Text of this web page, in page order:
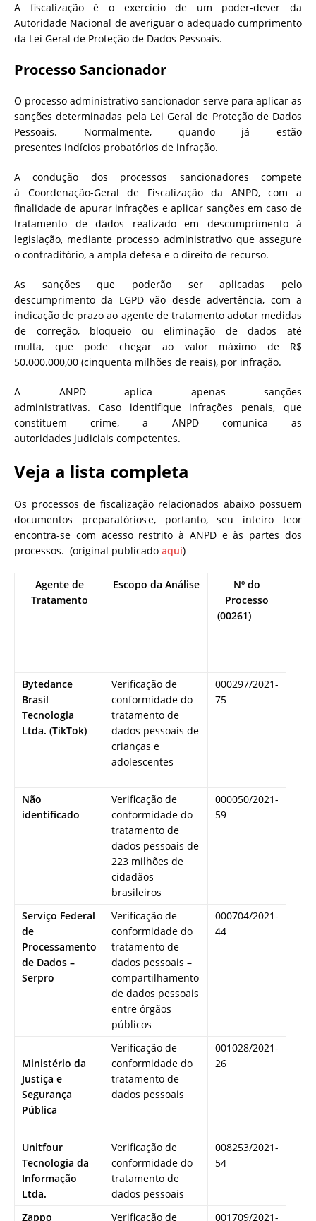
A fiscalização é o exercício de um poder-dever da
Autoridade Nacional de averiguar o adequado cumprimento
da Lei Geral de Proteção de Dados Pessoais.
Processo Sancionador
O processo administrativo sancionador serve para aplicar as
sanções determinadas pela Lei Geral de Proteção de Dados
Pessoais. Normalmente, quando já estão
presentes indícios probatórios de infração.
A condução dos processos sancionadores compete
à Coordenação-Geral de Fiscalização da ANPD,com a
finalidade de apurar infrações eaplicar sanções em caso de
tratamento de dados realizado em descumprimento à
legislação, mediante processo administrativo que assegure
o contraditório, a ampla defesa e o direito de recurso.
As sanções que poderão ser aplicadas pelo
descumprimento da LGPD vão desde advertência, com a
indicação de prazo ao agente de tratamento adotar medidas
de correção, bloqueio ou eliminação de dados até
multa, que pode chegar ao valor máximo de R$
50.000.000,00 (cinquenta milhões de reais), por infração.
A ANPD aplica apenas sanções
administrativas. Caso identifique infrações penais, que
constituem crime, a ANPD comunica as
autoridades judiciais competentes.
Veja a lista completa
Os processos de fiscalização relacionados abaixo possuem
documentos preparatórios e, portanto, seu inteiro teor
encontra-se com acesso restrito à ANPD e às partes dos
processos. (original publicado aqui)
Agente de
Tratamento
Escopo da Análise
Nº do
Processo
(00261)
Bytedance
Brasil
Tecnologia
Ltda. (TikTok)
Verificação de
conformidade do
tratamento de
dados pessoais de
crianças e
adolescentes
000297/2021-
75
Não
identificado
Verificação de
conformidade do
tratamento de
dados pessoais de
223 milhões de
cidadãos
brasileiros
000050/2021-
59
Serviço Federal
de
Processamento
de Dados –
Serpro
Verificação de
conformidade do
tratamento de
dados pessoais –
compartilhamento
de dados pessoais
entre órgãos
públicos
000704/2021-
44
Ministério da
Justiça e
Segurança
Pública
Verificação de
conformidade do
tratamento de
dados pessoais
001028/2021-
26
Unitfour
Tecnologia da
Informação
Ltda.
Verificação de
conformidade do
tratamento de
dados pessoais
008253/2021-
54
Zappo Verificação de 001709/2021-